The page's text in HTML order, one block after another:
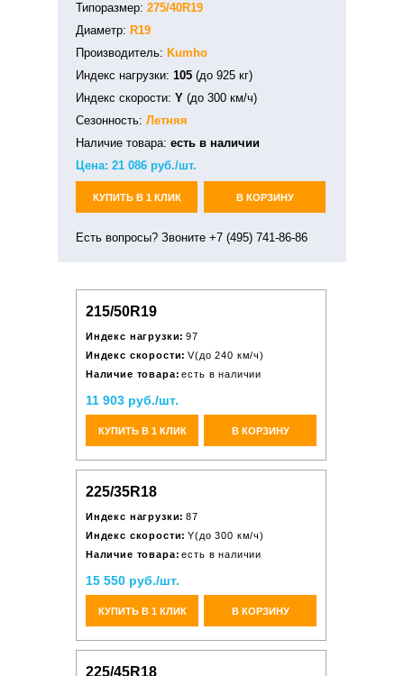
Типоразмер: 275/40R19
Диаметр: R19
Производитель: Kumho
Индекс нагрузки: 105 (до 925 кг)
Индекс скорости: Y (до 300 км/ч)
Сезонность: Летняя
Наличие товара: есть в наличии
Цена: 21 086 руб./шт.
КУПИТЬ В 1 КЛИК В КОРЗИНУ
Есть вопросы? Звоните +7 (495) 741-86-86
215/50R19
Индекс нагрузки: 97
Индекс скорости: V(до 240 км/ч)
Наличие товара: есть в наличии
11 903 руб./шт.
КУПИТЬ В 1 КЛИК В КОРЗИНУ
225/35R18
Индекс нагрузки: 87
Индекс скорости: Y(до 300 км/ч)
Наличие товара: есть в наличии
15 550 руб./шт.
КУПИТЬ В 1 КЛИК В КОРЗИНУ
225/45R18